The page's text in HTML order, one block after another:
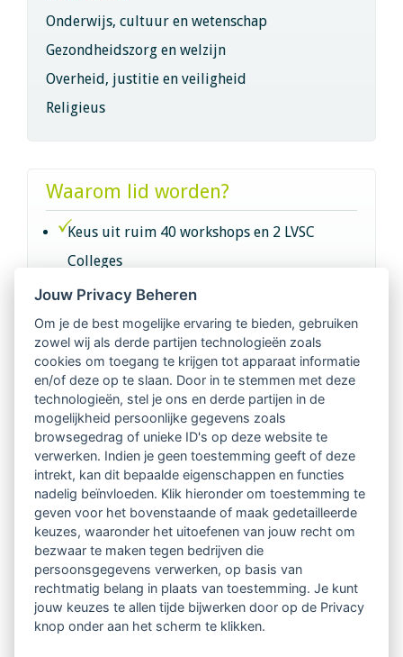
Onderwijs, cultuur en wetenschap
Gezondheidszorg en welzijn
Overheid, justitie en veiligheid
Religieus
Waarom lid worden?
Keus uit ruim 40 workshops en 2 LVSC
Colleges
Intervisie met geregistreerde vakgenoten
Netwerk van 2100 professionals in 14
regio's
Vindbaar voor opdrachtgevers
Tijdschrift voor
Begeleidingskunde & kennisbank
Beroepsregistratie (LVSC keurmerk)
Lid worden van LVSC
Jouw Privacy Beheren
Om je de best mogelijke ervaring te bieden, gebruiken
zowel wij als derde partijen technologieën zoals
cookies om toegang te krijgen tot apparaat informatie
en/of deze op te slaan. Door in te stemmen met deze
technologieën, stel je ons en derde partijen in de
mogelijkheid persoonlijke gegevens zoals
browsegedrag of unieke ID's op deze website te
verwerken. Indien je geen toestemming geeft of deze
intrekt, kan dit bepaalde eigenschappen en functies
nadelig beïnvloeden. Klik hieronder om toestemming te
geven voor het bovenstaande of maak gedetailleerde
keuzes, waaronder het uitoefenen van jouw recht om
bezwaar te maken tegen bedrijven die
persoonsgegevens verwerken, op basis van
rechtmatig belang in plaats van toestemming. Je kunt
jouw keuzes te allen tijde bijwerken door op de Privacy
knop onder aan het scherm te klikken.